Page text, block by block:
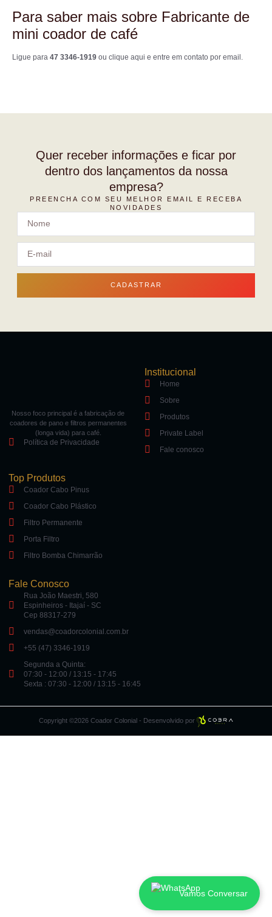
Para saber mais sobre Fabricante de
mini coador de café
Ligue para 47 3346-1919 ou clique aqui e entre em contato por email.
Quer receber informações e ficar por
dentro dos lançamentos da nossa
empresa?
PREENCHA COM SEU MELHOR EMAIL E RECEBA
NOVIDADES
CADASTRAR
Nosso foco principal é a fabricação de
coadores de pano e filtros permanentes
(longa vida) para café.
Política de Privacidade
Institucional
Home
Sobre
Produtos
Private Label
Fale conosco
Top Produtos
Coador Cabo Pinus
Coador Cabo Plástico
Filtro Permanente
Porta Filtro
Filtro Bomba Chimarrão
Fale Conosco
Rua João Maestri, 580
Espinheiros - Itajaí - SC
Cep 88317-279
vendas@coadorcolonial.com.br
+55 (47) 3346-1919
Segunda a Quinta:
07:30 - 12:00 / 13:15 - 17:45
Sexta : 07:30 - 12:00 / 13:15 - 16:45
Copyright ©2026 Coador Colonial - Desenvolvido por
Vamos Conversar